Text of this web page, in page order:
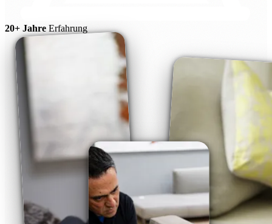
20+ Jahre Erfahrung